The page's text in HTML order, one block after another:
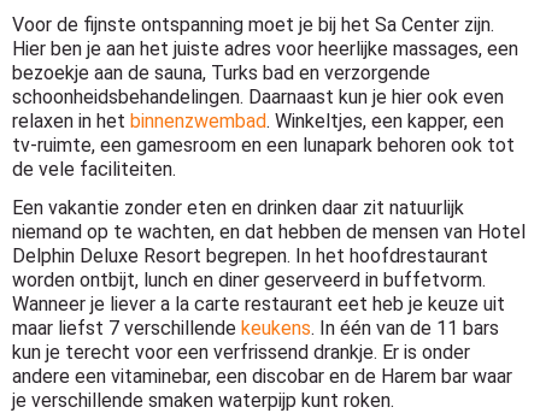
Voor de fijnste ontspanning moet je bij het Sa Center zijn.
Hier ben je aan het juiste adres voor heerlijke massages, een
bezoekje aan de sauna, Turks bad en verzorgende
schoonheidsbehandelingen. Daarnaast kun je hier ook even
relaxen in het binnenzwembad. Winkeltjes, een kapper, een
tv-ruimte, een gamesroom en een lunapark behoren ook tot
de vele faciliteiten.
Een vakantie zonder eten en drinken daar zit natuurlijk
niemand op te wachten, en dat hebben de mensen van Hotel
Delphin Deluxe Resort begrepen. In het hoofdrestaurant
worden ontbijt, lunch en diner geserveerd in buffetvorm.
Wanneer je liever a la carte restaurant eet heb je keuze uit
maar liefst 7 verschillende keukens. In één van de 11 bars
kun je terecht voor een verfrissend drankje. Er is onder
andere een vitaminebar, een discobar en de Harem bar waar
je verschillende smaken waterpijp kunt roken.